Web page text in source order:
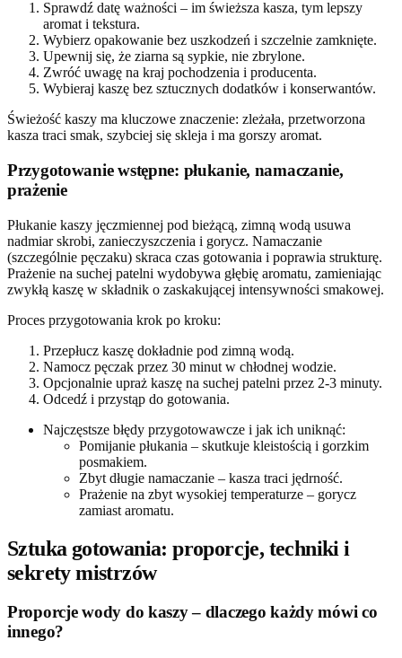
Sprawdź datę ważności – im świeższa kasza, tym lepszy
aromat i tekstura.
Wybierz opakowanie bez uszkodzeń i szczelnie zamknięte.
Upewnij się, że ziarna są sypkie, nie zbrylone.
Zwróć uwagę na kraj pochodzenia i producenta.
Wybieraj kaszę bez sztucznych dodatków i konserwantów.
Świeżość kaszy ma kluczowe znaczenie: zleżała, przetworzona
kasza traci smak, szybciej się skleja i ma gorszy aromat.
Przygotowanie wstępne: płukanie, namaczanie,
prażenie
Płukanie kaszy jęczmiennej pod bieżącą, zimną wodą usuwa
nadmiar skrobi, zanieczyszczenia i gorycz. Namaczanie
(szczególnie pęczaku) skraca czas gotowania i poprawia strukturę.
Prażenie na suchej patelni wydobywa głębię aromatu, zamieniając
zwykłą kaszę w składnik o zaskakującej intensywności smakowej.
Proces przygotowania krok po kroku:
Przepłucz kaszę dokładnie pod zimną wodą.
Namocz pęczak przez 30 minut w chłodnej wodzie.
Opcjonalnie upraż kaszę na suchej patelni przez 2-3 minuty.
Odcedź i przystąp do gotowania.
Najczęstsze błędy przygotowawcze i jak ich uniknąć:
Pomijanie płukania – skutkuje kleistością i gorzkim
posmakiem.
Zbyt długie namaczanie – kasza traci jędrność.
Prażenie na zbyt wysokiej temperaturze – gorycz
zamiast aromatu.
Sztuka gotowania: proporcje, techniki i
sekrety mistrzów
Proporcje wody do kaszy – dlaczego każdy mówi co
innego?